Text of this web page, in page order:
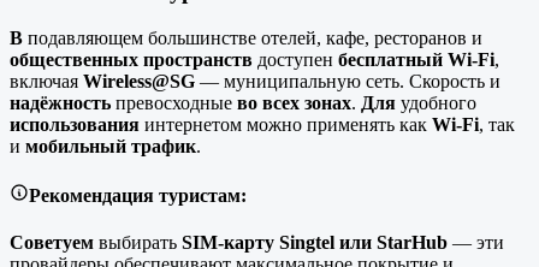
В подавляющем большинстве отелей, кафе, ресторанов и
общественных пространств доступен бесплатный Wi-Fi,
включая Wireless@SG — муниципальную сеть. Скорость и
надёжность превосходные во всех зонах. Для удобного
использования интернетом можно применять как Wi-Fi, так
и мобильный трафик.
Рекомендация туристам:
Советуем выбирать SIM-карту Singtel или StarHub — эти